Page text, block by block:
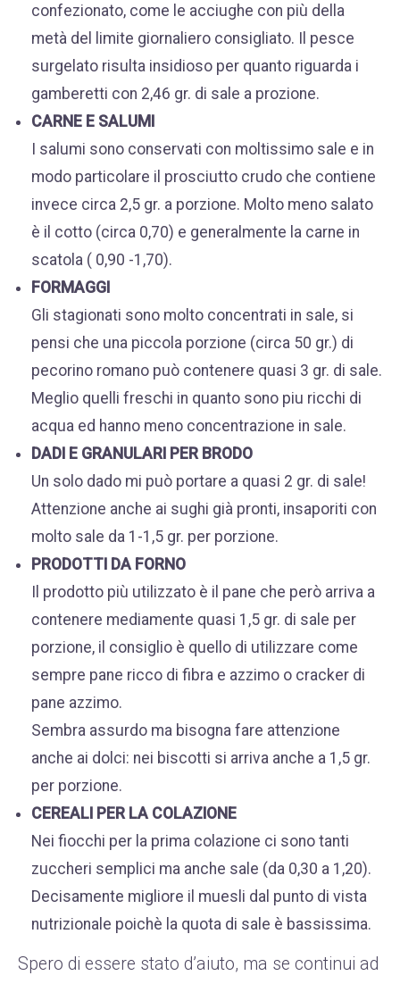
confezionato, come le acciughe con più della
metà del limite giornaliero consigliato. Il pesce
surgelato risulta insidioso per quanto riguarda i
gamberetti con 2,46 gr. di sale a prozione.
CARNE E SALUMI
I salumi sono conservati con moltissimo sale e in
modo particolare il prosciutto crudo che contiene
invece circa 2,5 gr. a porzione. Molto meno salato
è il cotto (circa 0,70) e generalmente la carne in
scatola ( 0,90 -1,70).
FORMAGGI
Gli stagionati sono molto concentrati in sale, si
pensi che una piccola porzione (circa 50 gr.) di
pecorino romano può contenere quasi 3 gr. di sale.
Meglio quelli freschi in quanto sono piu ricchi di
acqua ed hanno meno concentrazione in sale.
DADI E GRANULARI PER BRODO
Un solo dado mi può portare a quasi 2 gr. di sale!
Attenzione anche ai sughi già pronti, insaporiti con
molto sale da 1-1,5 gr. per porzione.
PRODOTTI DA FORNO
Il prodotto più utilizzato è il pane che però arriva a
contenere mediamente quasi 1,5 gr. di sale per
porzione, il consiglio è quello di utilizzare come
sempre pane ricco di fibra e azzimo o cracker di
pane azzimo.
Sembra assurdo ma bisogna fare attenzione
anche ai dolci: nei biscotti si arriva anche a 1,5 gr.
per porzione.
CEREALI PER LA COLAZIONE
Nei fiocchi per la prima colazione ci sono tanti
zuccheri semplici ma anche sale (da 0,30 a 1,20).
Decisamente migliore il muesli dal punto di vista
nutrizionale poichè la quota di sale è bassissima.
Spero di essere stato d’aiuto, ma se continui ad